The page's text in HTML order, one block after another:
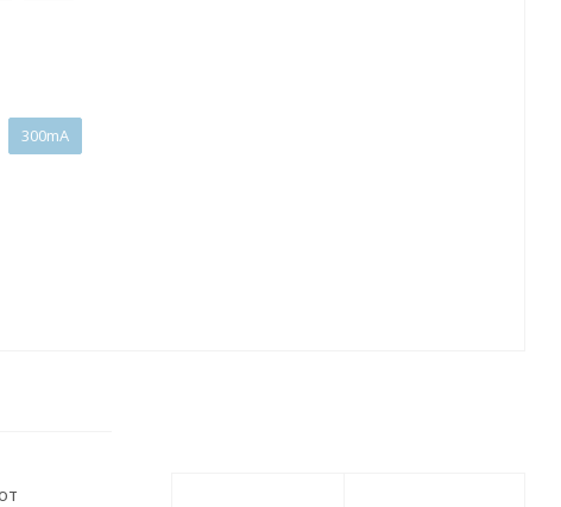
300mA